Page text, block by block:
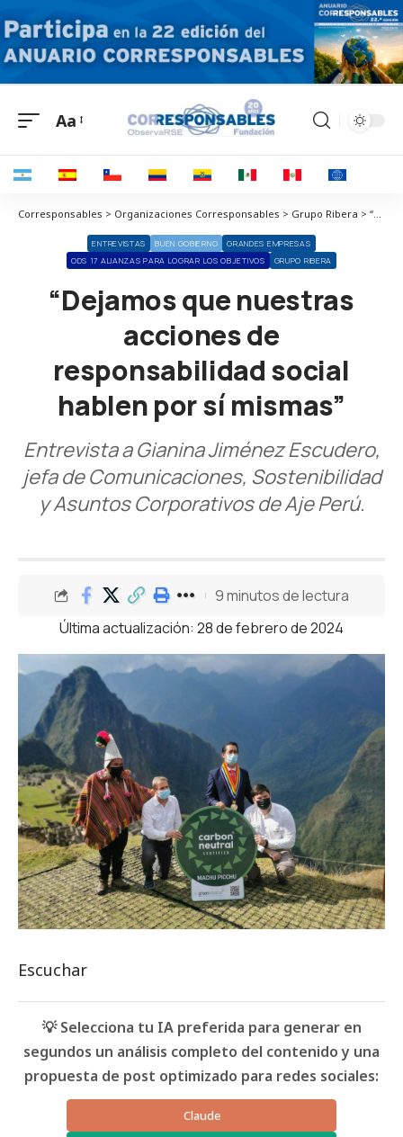
Aa
Corresponsables > Organizaciones Corresponsables > Grupo Ribera > “Dejamos que nuestras acciones de responsabilidad social hablen por sí mismas”
ENTREVISTAS BUEN GOBIERNO
GRANDES EMPRESAS
ODS 17 ALIANZAS PARA LOGRAR LOS OBJETIVOS
GRUPO RIBERA
“Dejamos que nuestras
acciones de
responsabilidad social
hablen por sí mismas”
Entrevista a Gianina Jiménez Escudero,
jefa de Comunicaciones, Sostenibilidad
y Asuntos Corporativos de Aje Perú.
Última actualización: 28 de febrero de 2024
9 minutos de lectura
Escuchar
💡 Selecciona tu IA preferida para generar en
segundos un análisis completo del contenido y una
propuesta de post optimizado para redes sociales:
Claude